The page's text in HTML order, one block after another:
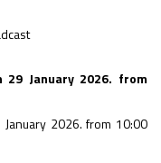
January 2026. from
2026. from 10:00